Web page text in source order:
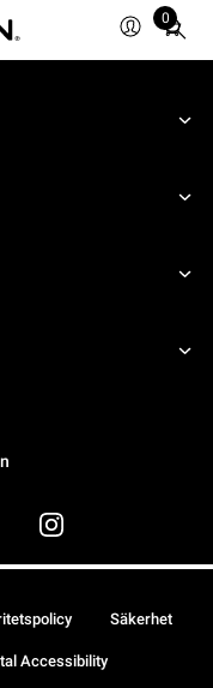
0
Total
items
cart:
Säkerhet
Accessibility